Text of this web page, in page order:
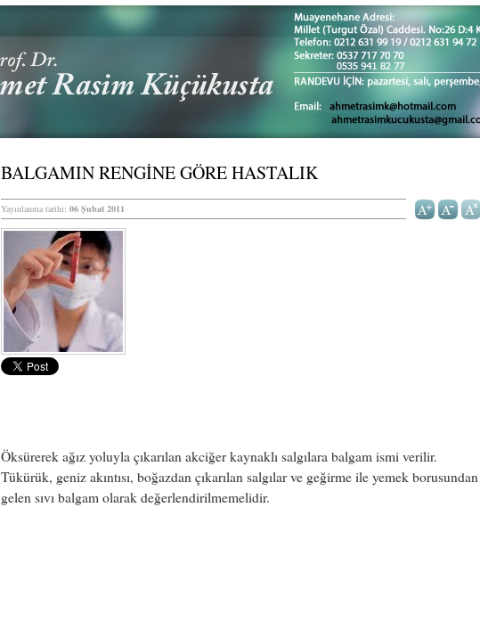
BALGAMIN RENGİNE GÖRE HASTALIK
Yayınlanma tarihi: 06 Şubat 2011
Öksürerek ağız yoluyla çıkarılan akciğer kaynaklı salgılara balgam ismi verilir.
Tükürük, geniz akıntısı, boğazdan çıkarılan salgılar ve geğirme ile yemek borusundan
gelen sıvı balgam olarak değerlendirilmemelidir.